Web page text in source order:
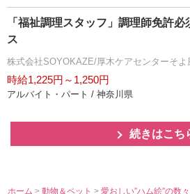
「福祉調理スタッフ」調理師免許
ス
株式会社SOYOKAZE/厚木ケアセンターそよ
時給1,225円～1,250円
アルバイト・パート / 神奈川県
続きはこち
ホーム >動物＆ペット>愛おしい”ハム絵”の数